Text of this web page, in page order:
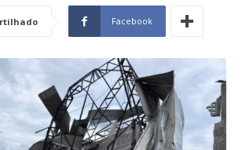
Facebook